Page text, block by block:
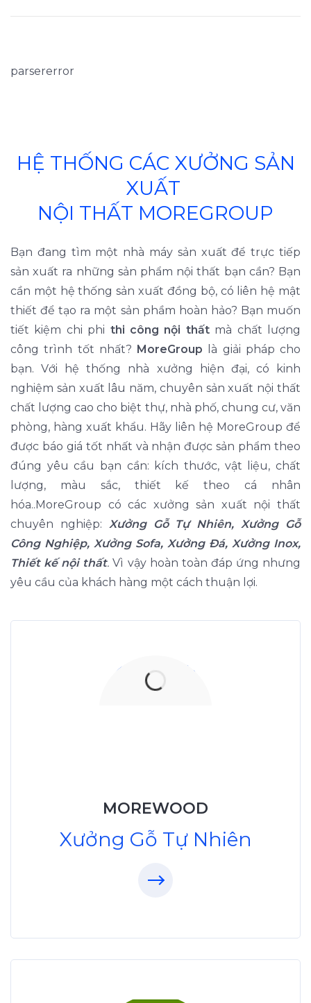
parsererror
HỆ THỐNG CÁC XƯỞNG SẢN
XUẤT
NỘI THẤT MOREGROUP
Bạn đang tìm một nhà máy sản xuất để trực tiếp
sản xuất ra những sản phẩm nội thất bạn cần? Bạn
cần một hệ thống sản xuất đồng bộ, có liên hệ mật
thiết để tạo ra một sản phầm hoàn hảo? Bạn muốn
tiết kiệm chi phi thi công nội thấtmà chất lượng
công trình tốt nhất? MoreGroup là giải pháp cho
bạn. Với hệ thống nhà xưởng hiện đại, có kinh
nghiệm sản xuất lâu năm, chuyên sản xuất nội thất
chất lượng cao cho biệt thự, nhà phố, chung cư, văn
phòng, hàng xuất khẩu. Hãy liên hệ MoreGroup để
được báo giá tốt nhất và nhận được sản phẩm theo
đúng yêu cầu bạn cần: kích thước, vật liệu, chất
lượng, màu sắc, thiết kế theo cá nhân
hóa..MoreGroup có các xưởng sản xuất nội thất
chuyên nghiệp: Xưởng Gỗ Tự Nhiên, Xưởng Gỗ
Công Nghiệp, Xưởng Sofa, Xưởng Đá, Xưởng Inox,
Thiết kế nội thất. Vì vậy hoàn toàn đáp ứng nhưng
yêu cầu của khách hàng một cách thuận lợi.
MOREWOOD
Xưởng Gỗ Tự Nhiên
Xưởng Gỗ Tự Nhiên
09.31.32.33.00